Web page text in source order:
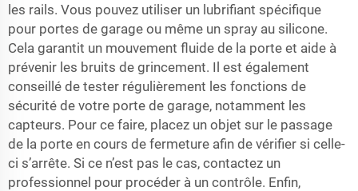
les rails. Vous pouvez utiliser un lubrifiant spécifique
pour portes de garage ou même un spray au silicone.
Cela garantit un mouvement fluide de la porte et aide à
prévenir les bruits de grincement. Il est également
conseillé de tester régulièrement les fonctions de
sécurité de votre porte de garage, notamment les
capteurs. Pour ce faire, placez un objet sur le passage
de la porte en cours de fermeture afin de vérifier si celle-
ci s’arrête. Si ce n’est pas le cas, contactez un
professionnel pour procéder à un contrôle. Enfin,